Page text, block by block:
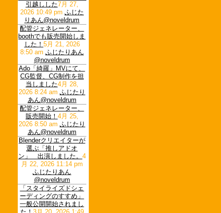
引越しした7月 27,
2026 10:49 pm ふじた
りあん@noveldrum
配管ジェネレーター、
boothでも販売開始しま
した！ 5月 21, 2026
8:50 am ふじたりあん
@noveldrum
Ado「綺羅」MVにて、
CG監督、CG制作を担
当しました4月 28,
2026 8:24 am ふじたり
あん@noveldrum
配管ジェネレーター、
販売開始！ 4月 25,
2026 8:50 am ふじたり
あん@noveldrum
Blenderクリエイターが
選ぶ「推しアドオ
ン」 出演しました。 4
月 22, 2026 11:14 pm
ふじたりあん
@noveldrum
「スタイライズドシェ
ーディングのすすめ」
一般公開開始されまし